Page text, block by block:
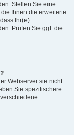
Stellen Sie eine
Ihnen die erweiterte
Ihr(e)
Prüfen Sie ggf. die
Webserver sie nicht
Sie spezifischere